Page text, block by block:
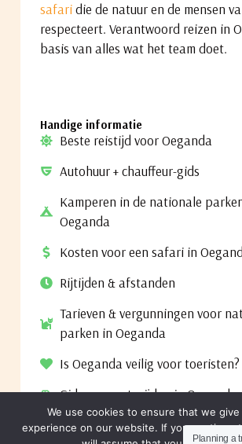
Handige informatie
Beste reistijd voor Oeganda
Autohuur + chauffeur-gids
Kamperen in de nationale
Oeganda
Kosten voor een safari in
Rijtijden & afstanden
Tarieven & vergunningen voor
parken in Oeganda
Is Oeganda veilig voor toeristen?
Gids voor autorijden in Oeganda
Toelatingseisen voor Oeganda
safaridie de natuur en de mensen
respecteert. Verantwoord reizen in
basis van alles wat het team doet.
Planning a
We use cookies to ensure that we
experience on our website. If you continue